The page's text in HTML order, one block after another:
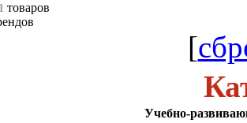
товаров
[
Учебно-